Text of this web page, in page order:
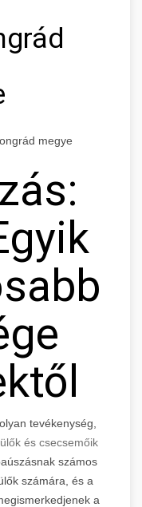
megye
tevékenység,
és csecsemőik
számos
számára, és a
a